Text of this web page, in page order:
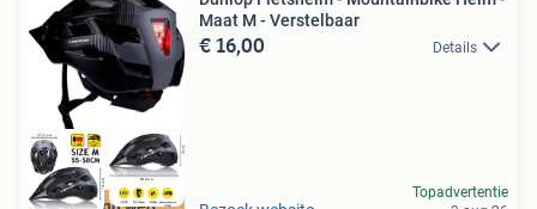
Maat M - Verstelbaar
€ 16,00 Details
Topadvertentie